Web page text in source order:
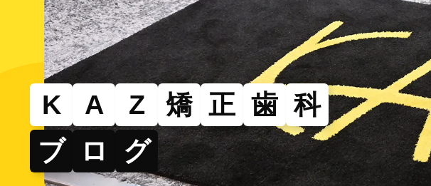
その他
部分的な矯正（MTM）
できるだけ歯を抜かない矯正
K A Z 矯 正 歯 科
ブ
ロ グ